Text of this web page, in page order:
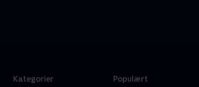
Kategorier Populært